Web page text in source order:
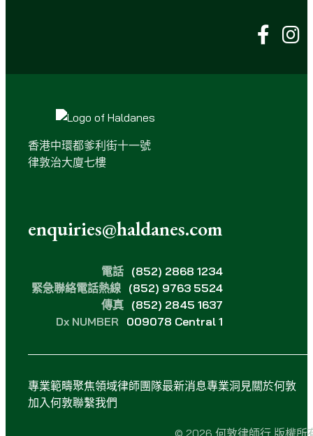
香港中環都爹利街十一號
律敦治大廈七樓
enquiries@haldanes.com
電話 (852) 2868 1234
緊急聯絡電話熱線 (852) 9763 5524
傳真 (852) 2845 1637
Dx NUMBER 009078 Central 1
專業範疇聚焦領域律師團隊最新消息專業洞見關於何敦
加入何敦聯繫我們
© 2026 何敦律師行 版權所